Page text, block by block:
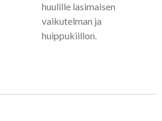
huulille lasimaisen
vaikutelman ja
huippukiillon.